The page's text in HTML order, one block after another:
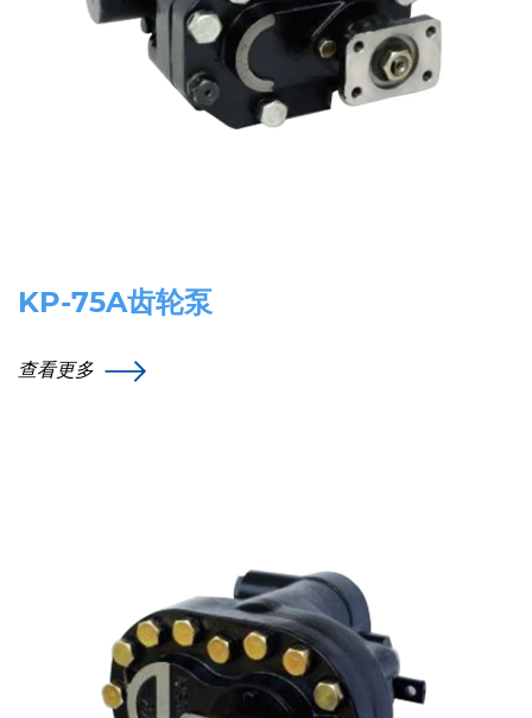
KP-75A齿轮泵
查看更多